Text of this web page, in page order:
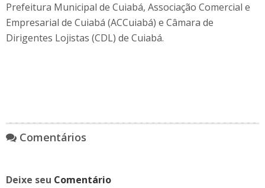
Prefeitura Municipal de Cuiabá, Associação Comercial e
Empresarial de Cuiabá (ACCuiabá) e Câmara de
Dirigentes Lojistas (CDL) de Cuiabá.
Comentários
Deixe seu Comentário